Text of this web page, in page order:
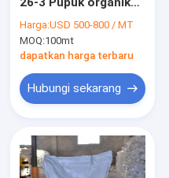
tanaman yang
berkembang dan
praktik pertanian
Harga:USD 500-800 / MT
MOQ:100mt
dapatkan harga terbaru
Hubungi sekarang